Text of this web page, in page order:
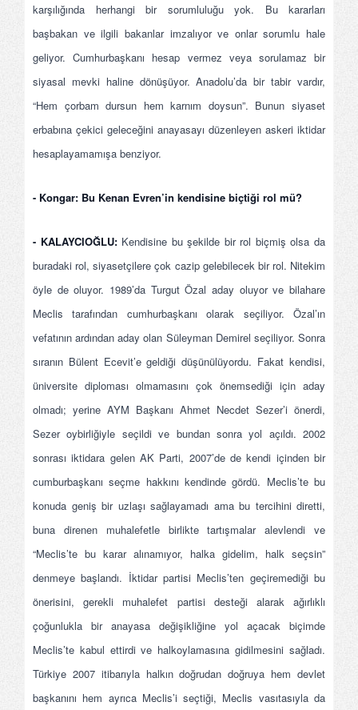
karşılığında herhangi bir sorumluluğu yok. Bu kararları
başbakan ve ilgili bakanlar imzalıyor ve onlar sorumlu hale
geliyor. Cumhurbaşkanı hesap vermez veya sorulamaz bir
siyasal mevki haline dönüşüyor. Anadolu’da bir tabir vardır,
“Hem çorbam dursun hem karnım doysun”. Bunun siyaset
erbabına çekici geleceğini anayasayı düzenleyen askeri iktidar
hesaplayamamışa benziyor.
- Kongar: Bu Kenan Evren’in kendisine biçtiği rol mü?
- KALAYCIOĞLU:Kendisine bu şekilde bir rol biçmiş olsa da
buradaki rol, siyasetçilere çok cazip gelebilecek bir rol. Nitekim
öyle de oluyor. 1989’da Turgut Özal aday oluyor ve bilahare
Meclis tarafından cumhurbaşkanı olarak seçiliyor. Özal’ın
vefatının ardından aday olan Süleyman Demirel seçiliyor. Sonra
sıranın Bülent Ecevit’e geldiği düşünülüyordu. Fakat kendisi,
üniversite diploması olmamasını çok önemsediği için aday
olmadı; yerine AYM Başkanı Ahmet Necdet Sezer’i önerdi,
Sezer oybirliğiyle seçildi ve bundan sonra yol açıldı. 2002
sonrası iktidara gelen AK Parti, 2007’de de kendi içinden bir
cumburbaşkanı seçme hakkını kendinde gördü. Meclis’te bu
konuda geniş bir uzlaşı sağlayamadı ama bu tercihini diretti,
buna direnen muhalefetle birlikte tartışmalar alevlendi ve
“Meclis’te bu karar alınamıyor, halka gidelim, halk seçsin”
denmeye başlandı. İktidar partisi Meclis’ten geçiremediği bu
önerisini, gerekli muhalefet partisi desteği alarak ağırlıklı
çoğunlukla bir anayasa değişikliğine yol açacak biçimde
Meclis’te kabul ettirdi ve halkoylamasına gidilmesini sağladı.
Türkiye 2007 itibarıyla halkın doğrudan doğruya hem devlet
başkanını hem ayrıca Meclis’i seçtiği, Meclis vasıtasıyla da